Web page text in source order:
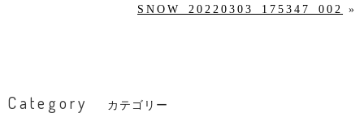
SNOW_20220303_175347_002 »
Category カテゴリー